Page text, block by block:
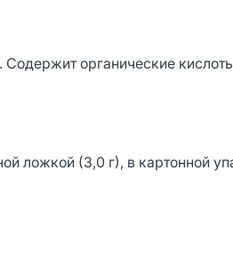
органические
ложкой (3,0 г), в картонной